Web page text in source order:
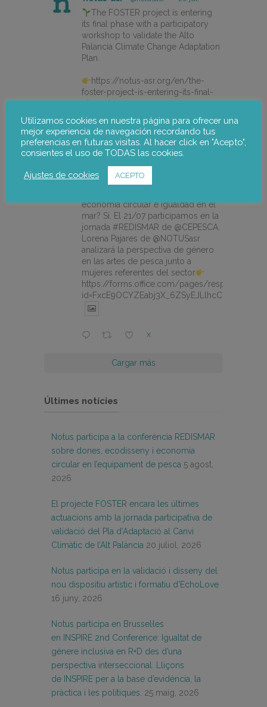
The FOSTER project is entering
its final phase with a participatory
workshop to validate the Alto
Palancia Climate Change Adaptation
Plan.
https://notus-asr.org/en/the-
foster-project-is-entering-its-final-
phase/
X
notus-asr @notusasr
economía circular e igualdad en el
mar? Sí. El 21/07 participamos en la
jornada #REDISMAR de @CEPESCA.
Lorena Pajares de @NOTUSasr
analizará la perspectiva de género
en las artes de pesca junto a
mujeres referentes del sector
https://forms.office.com/pages/
X
Cargar más
Últimes notícies
Notus participa a la conferència REDISMAR
sobre dones, ecodisseny i economia
circular en l’equipament de pesca 5 agost,
2026
El projecte FOSTER encara les últimes
actuacions amb la jornada participativa de
validació del Pla d’Adaptació al Canvi
Climàtic de l’Alt Palància 20 juliol, 2026
Notus participa en la validació i disseny del
nou dispositiu artístic i formatiu d’EchoLove
16 juny, 2026
Notus participa en Brussel·les
en INSPIRE 2nd Conference: Igualtat de
gènere inclusiva en R+D des d’una
perspectiva interseccional. Lliçons
de INSPIRE per a la base d’evidència, la
pràctica i les polítiques. 25 maig, 2026
Utilizamos cookies en nuestra página para ofrecer una
mejor experiencia de navegación recordando tus
preferencias en futuras visitas. Al hacer click en "Acepto",
consientes el uso de TODAS las cookies.
Ajustes de cookies ACEPTO